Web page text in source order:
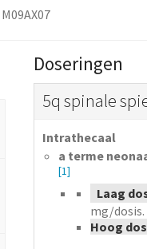
M09AX07
Doseringen
5q spinale
Intrathecaal
a terme
[1]
Laag
mg/dosis.
Hoog